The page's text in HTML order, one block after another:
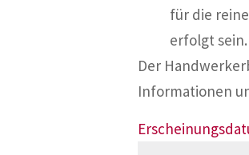
für die
erfolgt sein.
Der
Informationen